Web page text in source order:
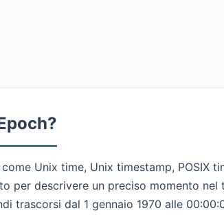
Unix time, Unix timestamp, POSIX
per descrivere un preciso momento nel
trascorsi dal 1 gennaio 1970 alle